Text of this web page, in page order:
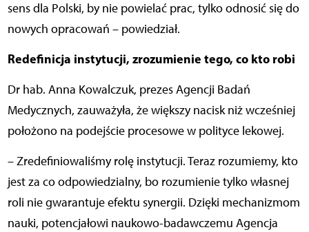
sens dla Polski, by nie powielać prac, tylko odnosić się do
nowych opracowań – powiedział.
Redefinicja instytucji, zrozumienie tego, co kto robi
Dr hab. Anna Kowalczuk, prezes Agencji Badań
Medycznych, zauważyła, że większy nacisk niż wcześniej
położono na podejście procesowe w polityce lekowej.
– Zredefiniowaliśmy rolę instytucji. Teraz rozumiemy, kto
jest za co odpowiedzialny, bo rozumienie tylko własnej
roli nie gwarantuje efektu synergii. Dzięki mechanizmom
nauki, potencjałowi naukowo-badawczemu Agencja